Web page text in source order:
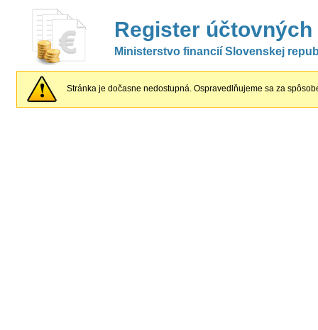
Register účtovných
Ministerstvo financií Slovenskej
Stránka je dočasne nedostupná. Ospravedlňujeme sa za